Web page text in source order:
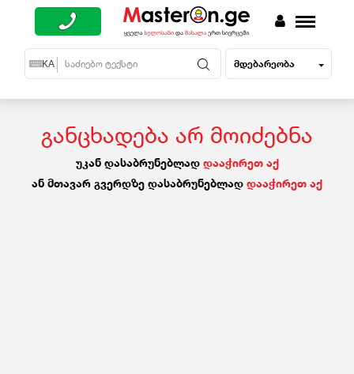
EN KA RU მდებარეობა
განცხადება არ მოიძებნა
უკან დასაბრუნებლად დააჭირეთ აქ
ან მთავარ გვერდზე დასაბრუნებლად დააჭირეთ აქ